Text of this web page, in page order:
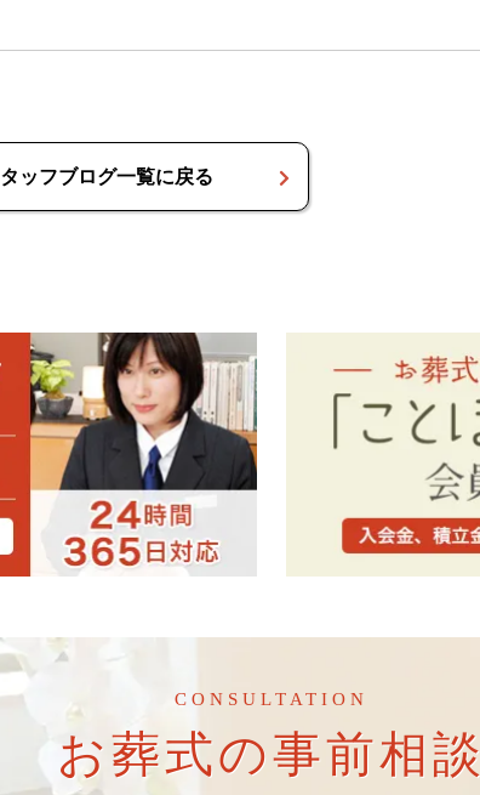
ッフブログ一覧に戻る
CONSULTATION
お葬式の事前相談